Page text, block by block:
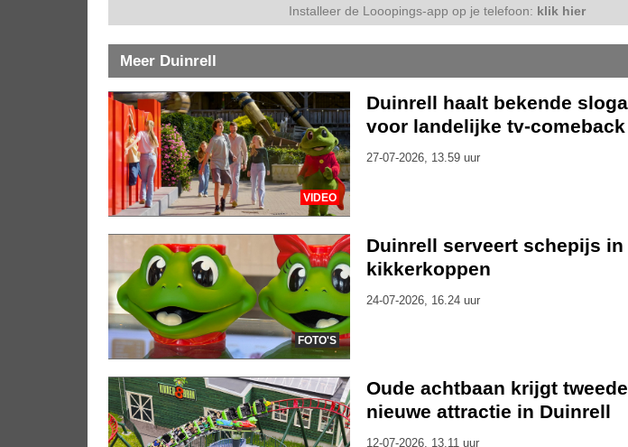
Installeer de Looopings-app op je telefoon: klik hier
Meer Duinrell
VIDEO
Duinrell haalt bekende
voor landelijke tv-comeback
27-07-2026, 13.59 uur
FOTO'S
Duinrell serveert schepijs
kikkerkoppen
24-07-2026, 16.24 uur
Oude achtbaan krijgt
nieuwe attractie in Duinrell
12-07-2026, 13.11 uur